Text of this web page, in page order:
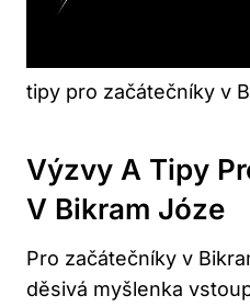
tipy pro začátečníky v
Výzvy A Tipy
V Bikram Józe
Pro začátečníky v
děsivá myšlenka